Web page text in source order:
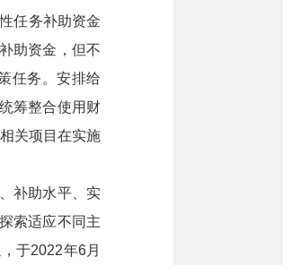
任务补助资金
助资金，但不
任务。安排给
筹整合使用财
关项目在实施
补助水平、实
索适应不同主
于2022年6月